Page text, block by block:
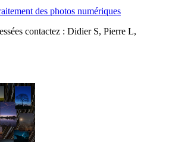
des photos numériques
contactez : Didier S, Pierre L,